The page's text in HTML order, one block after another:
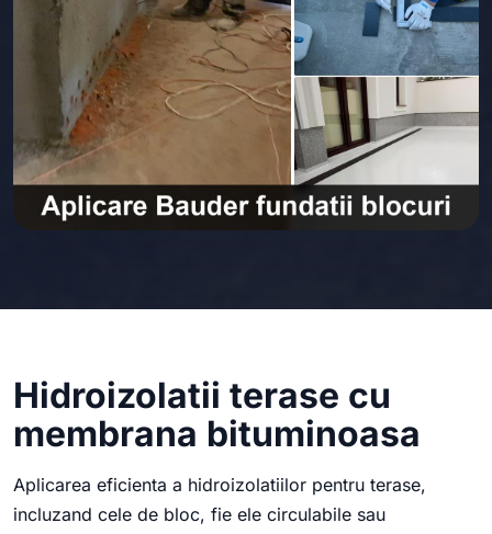
Hidroizolatii terase cu
membrana bituminoasa
Aplicarea eficienta a hidroizolatiilor pentru terase,
incluzand cele de bloc, fie ele circulabile sau